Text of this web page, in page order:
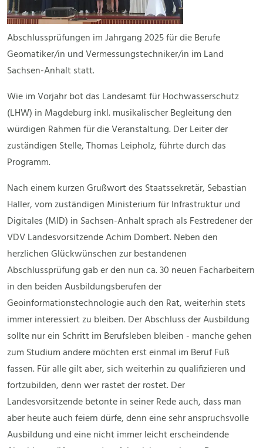
Abschlussprüfungen im Jahrgang 2025 für die Berufe
Geomatiker/in und Vermessungstechniker/in im Land
Sachsen-Anhalt statt.
Wie im Vorjahr bot das Landesamt für Hochwasserschutz
(LHW) in Magdeburg inkl. musikalischer Begleitung den
würdigen Rahmen für die Veranstaltung. Der Leiter der
zuständigen Stelle, Thomas Leipholz, führte durch das
Programm.
Nach einem kurzen Grußwort des Staatssekretär, Sebastian
Haller, vom zuständigen Ministerium für Infrastruktur und
Digitales (MID) in Sachsen-Anhalt sprach als Festredener der
VDV Landesvorsitzende Achim Dombert. Neben den
herzlichen Glückwünschen zur bestandenen
Abschlussprüfung gab er den nun ca. 30 neuen Facharbeitern
in den beiden Ausbildungsberufen der
Geoinformationstechnologie auch den Rat, weiterhin stets
immer interessiert zu bleiben. Der Abschluss der Ausbildung
sollte nur ein Schritt im Berufsleben bleiben - manche gehen
zum Studium andere möchten erst einmal im Beruf Fuß
fassen. Für alle gilt aber, sich weiterhin zu qualifizieren und
fortzubilden, denn wer rastet der rostet. Der
Landesvorsitzende betonte in seiner Rede auch, dass man
aber heute auch feiern dürfe, denn eine sehr anspruchsvolle
Ausbildung und eine nicht immer leicht erscheindende